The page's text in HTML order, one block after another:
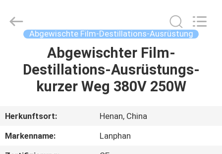
PRODUKTE
VIDEOS
Co.,Ltd.
Abgewischte Film-Destillations-Ausrüstung
Abgewischter Film-
Destillations-Ausrüstungs-
kurzer Weg 380V 250W
Herkunftsort:
Henan, China
Markenname:
Lanphan